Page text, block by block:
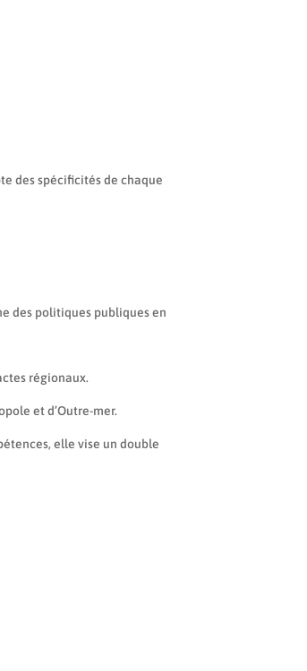
des spécificités de chaque
des politiques publiques en
régionaux.
et d’Outre-mer.
elle vise un double